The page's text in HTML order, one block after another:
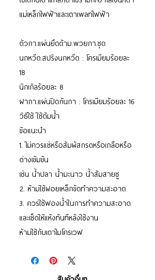
แม่เหล็กไฟฟ้าและเตาเพลทไฟฟ้า
ตัวกา.แผ่นยึดด้าม.พวยกา.ชุด
นกหวีด.สปริงนกหวีด : โครเมียมร้อยละ
18
นิกเกิลร้อยละ 8
ฝากา.แผ่นปิดก้นกา : โครเมียมร้อยละ 16
วิธีใช้ ใช้ต้มน้ำ
ข้อแนะนำ
1. ไม่ควรแช่หรือสัมผัสกรดหรือเกลือหรือ
ด่างเข้มข้น
เช่น น้ำปลา น้ำมะนาว น้ำส้มสายชู
2. ห้ามใช้ฝอยเหล็กขัดทำความสะอาด
3. ควรใช้ฟองน้ำในการทำความสะอาด
และเช็ดให้แห้งทันทีหลังใช้งาน
ห้ามใช้กับเตาไมโครเวฟ